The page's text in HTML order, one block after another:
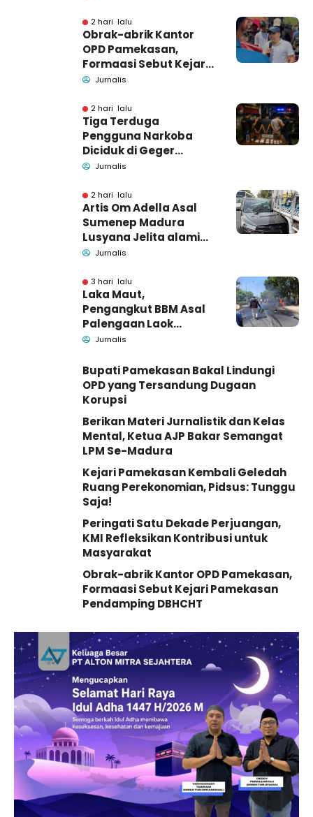
2 hari lalu
Obrak-abrik Kantor
OPD Pamekasan,
Formaasi Sebut Kejari
Pamekasan
Jurnalis
2 hari lalu
Tiga Terduga
Pengguna Narkoba
Diciduk di Geger
Bangkalan, Polisi Masih
Barang Bukti
Jurnalis
2 hari lalu
Artis Om Adella Asal
Sumenep Madura
Lusyana Jelita alami
kecelakaan di Wonogiri
Jurnalis
3 hari lalu
Laka Maut,
Pengangkut BBM Asal
Palengaan Laok
Pamekasan Meninggal
Jurnalis
Bupati Pamekasan Bakal Lindungi
OPD yang Tersandung Dugaan
Korupsi
Berikan Materi Jurnalistik dan Kelas
Mental, Ketua AJP Bakar Semangat
LPM Se-Madura
Kejari Pamekasan Kembali Geledah
Ruang Perekonomian, Pidsus: Tunggu
Saja!
Peringati Satu Dekade Perjuangan,
KMI Refleksikan Kontribusi untuk
Masyarakat
Obrak-abrik Kantor OPD Pamekasan,
Formaasi Sebut Kejari Pamekasan
Pendamping DBHCHT